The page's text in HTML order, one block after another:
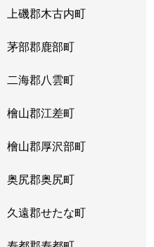
上磯郡木古内町
茅部郡鹿部町
二海郡八雲町
檜山郡江差町
檜山郡厚沢部町
奥尻郡奥尻町
久遠郡せたな町